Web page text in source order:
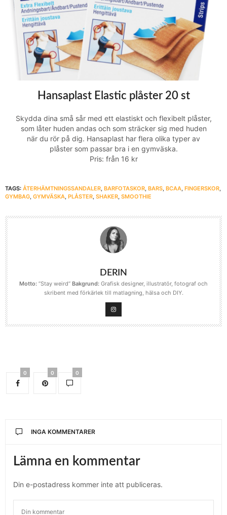
Hansaplast Elastic plåster 20 st
Skydda dina små sår med ett elastiskt och flexibelt plåster,
som låter huden andas och som sträcker sig med huden
när du rör på dig. Hansaplast har flera olika typer av
plåster som passar bra i en gymväska.
Pris: från 16 kr
TAGS: ÅTERHÄMTNINGSSANDALER, BARFOTASKOR, BARS, BCAA, FINGERSKOR,
GYMBAG, GYMVÄSKA, PLÅSTER, SHAKER, SMOOTHIE
DERIN
Motto: ”Stay weird” Bakgrund: Grafisk designer, illustratör, fotograf och
skribent med förkärlek till matlagning, hälsa och DIY.
0 0 0
INGA KOMMENTARER
Lämna en kommentar
Din e-postadress kommer inte att publiceras.